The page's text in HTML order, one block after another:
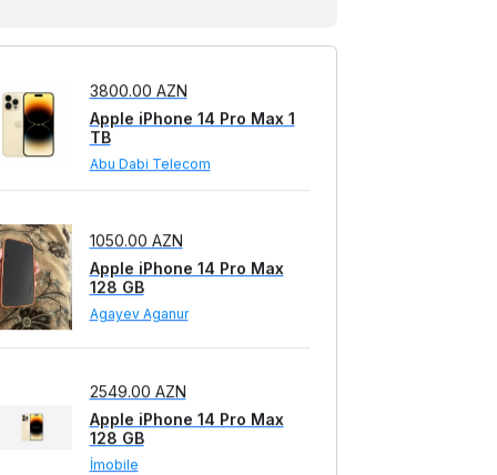
3800.00 AZN
Apple iPhone 14 Pro Max 1
TB
Abu Dabi Telecom
1050.00 AZN
Apple iPhone 14 Pro Max
128 GB
Agayev Aganur
2549.00 AZN
Apple iPhone 14 Pro Max
128 GB
İmobile